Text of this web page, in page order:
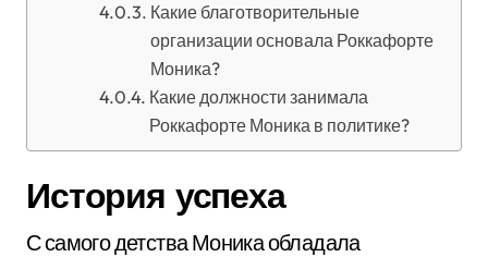
Какие благотворительные
организации основала Роккафорте
Моника?
Какие должности занимала
Роккафорте Моника в политике?
История успеха
С самого детства Моника обладала